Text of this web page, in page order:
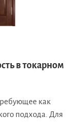
в токарном
как
подхода. Для